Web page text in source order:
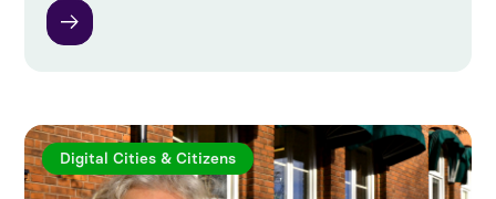
Digital Cities & Citizens